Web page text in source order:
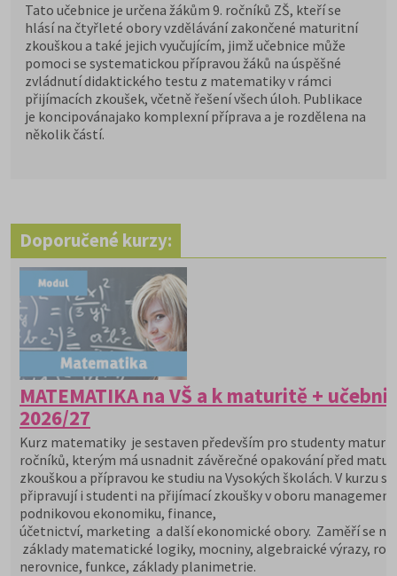
Tato učebnice je určena žákům 9. ročníků ZŠ, kteří se
hlásí na čtyřleté obory vzdělávání zakončené maturitní
zkouškou a také jejich vyučujícím, jimž učebnice může
pomoci se systematickou přípravou žáků na úspěšné
zvládnutí didaktického testu z matematiky v rámci
přijímacích zkoušek, včetně řešení všech úloh. Publikace
je koncipovánajako komplexní příprava a je rozdělena na
několik částí.
Doporučené kurzy:
MATEMATIKA na VŠ a k maturitě +
2026/27
Kurz matematiky je sestaven především pro studenty
ročníků, kterým má usnadnit závěrečné opakování před
zkouškou a přípravou ke studiu na Vysokých školách. V kurzu se
připravují i studenti na přijímací zkoušky v oboru
podnikovou ekonomiku, finance,
účetnictví, marketing a další ekonomické obory. Zaměří se na
základy matematické logiky, mocniny, algebraické výrazy,
nerovnice, funkce, základy planimetrie.